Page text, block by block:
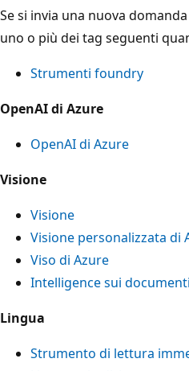
Se si invia una nuova
uno o più dei tag seguenti
Strumenti foundry
OpenAI di Azure
OpenAI di Azure
Visione
Visione
Visione personalizzata di
Viso di Azure
Intelligence sui
Lingua
Strumento di lettura